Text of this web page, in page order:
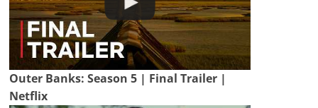
Outer Banks: Season 5 | Final Trailer |
Netflix